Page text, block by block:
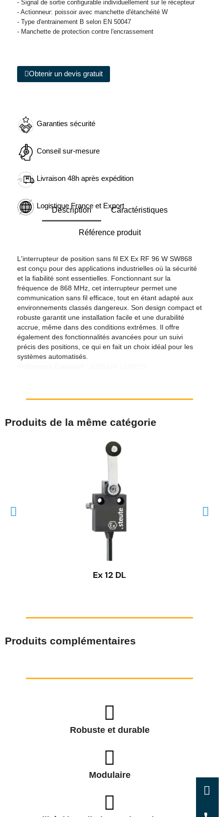
- Signal de sortie configurable individuellement sur le récepteur
- Actionneur: poissoir avec manchette d'étanchéité W
- Type d'entrainement B selon EN 50047
- Manchette de protection contre l'encrassement
Obtenir un devis gratuit
Garanties sécurité
Conseil sur-mesure
Livraison 48h après expédition
Logistique France et Export
Description Caractéristiques
Référence produit
L'interrupteur de position sans fil EX Ex RF 96 W SW868
est conçu pour des applications industrielles où la sécurité
et la fiabilité sont essentielles. Fonctionnant sur la
fréquence de 868 MHz, cet interrupteur permet une
communication sans fil efficace, tout en étant adapté aux
environnements classés dangereux. Son design compact et
robuste garantit une installation facile et une durabilité
accrue, même dans des conditions extrêmes. Il offre
également des fonctionnalités avancées pour un suivi
précis des positions, ce qui en fait un choix idéal pour les
systèmes automatisés.
Produits de la même catégorie
Ex 12 DL
Produits complémentaires
Robuste et durable
Modulaire